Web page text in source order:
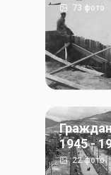
73 фото
1945 -
22фото